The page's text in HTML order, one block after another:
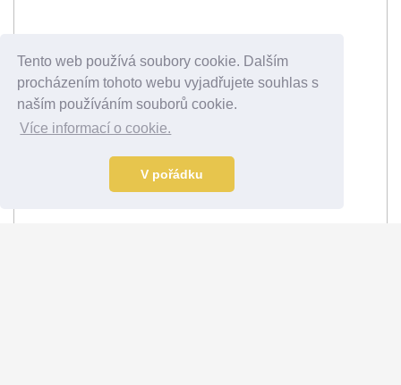
Tento web používá soubory cookie. Dalším
procházením tohoto webu vyjadřujete souhlas s
naším používáním souborů cookie.
Více informací o cookie.
V pořádku